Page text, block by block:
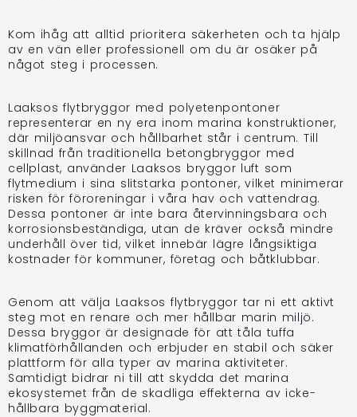
Kom ihåg att alltid prioritera säkerheten och ta hjälp
av en vän eller professionell om du är osäker på
något steg i processen.
Laaksos flytbryggor med polyetenpontoner
representerar en ny era inom marina konstruktioner,
där miljöansvar och hållbarhet står i centrum. Till
skillnad från traditionella betongbryggor med
cellplast, använder Laaksos bryggor luft som
flytmedium i sina slitstarka pontoner, vilket minimerar
risken för föroreningar i våra hav och vattendrag.
Dessa pontoner är inte bara återvinningsbara och
korrosionsbeständiga, utan de kräver också mindre
underhåll över tid, vilket innebär lägre långsiktiga
kostnader för kommuner, företag och båtklubbar.
Genom att välja Laaksos flytbryggor tar ni ett aktivt
steg mot en renare och mer hållbar marin miljö.
Dessa bryggor är designade för att tåla tuffa
klimatförhållanden och erbjuder en stabil och säker
plattform för alla typer av marina aktiviteter.
Samtidigt bidrar ni till att skydda det marina
ekosystemet från de skadliga effekterna av icke-
hållbara byggmaterial.